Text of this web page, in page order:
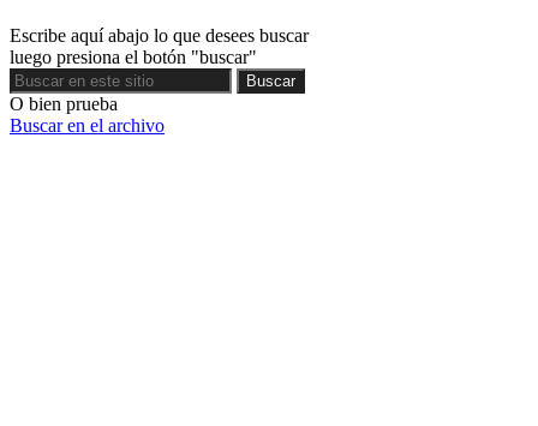
Escribe aquí abajo lo que desees buscar
luego presiona el botón "buscar"
Buscar
Buscar
O bien prueba
Buscar en el archivo